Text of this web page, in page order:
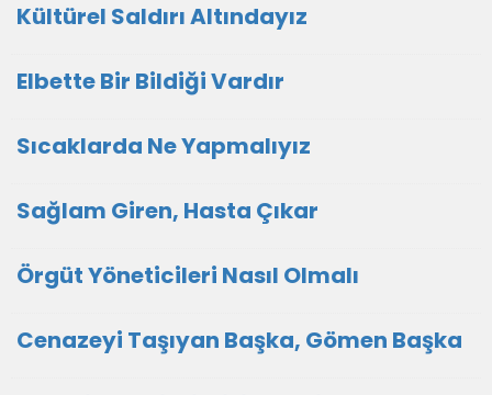
Kültürel Saldırı Altındayız
Elbette Bir Bildiği Vardır
Sıcaklarda Ne Yapmalıyız
Sağlam Giren, Hasta Çıkar
Örgüt Yöneticileri Nasıl Olmalı
Cenazeyi Taşıyan Başka, Gömen Başka